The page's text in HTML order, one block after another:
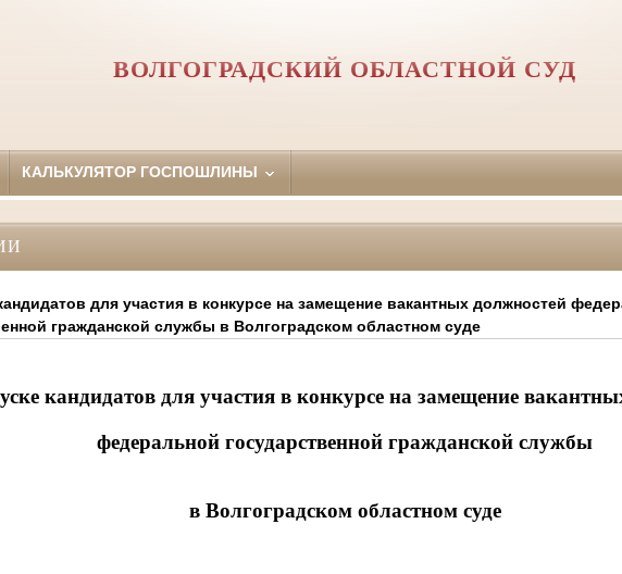
ВОЛГОГРАДСКИЙ ОБЛАСТНОЙ СУД
КАЛЬКУЛЯТОР ГОСПОШЛИНЫ
для участия в конкурсе на замещение вакантных должностей
гражданской службы в Волгоградском областном суде
кандидатов для участия в конкурсе на замещение
федеральной государственной гражданской службы
в Волгоградском областном суде